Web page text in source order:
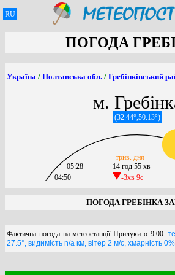
RU
ПОГОДА
Україна / Полтавська обл. / Гребінківський
м.
(32.44°,50.13°)
04:50
05:28
14 год 55 хв
-3хв 9c
трив. дня
ПОГОДА ГРЕБІНКА
Фактична погода на метеостанції Прилуки о 9:00:
27.5°, видимість n/a км, вітер 2 м/с, хмарність 0%